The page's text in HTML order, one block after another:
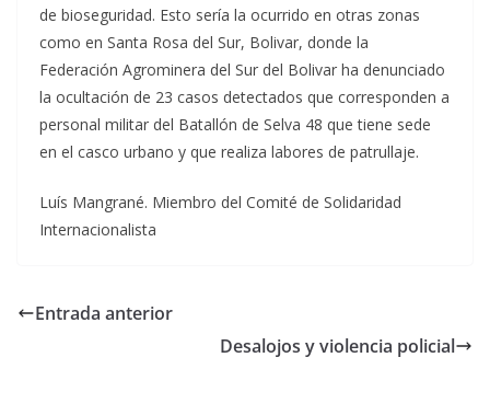
de bioseguridad. Esto sería la ocurrido en otras zonas
como en Santa Rosa del Sur, Bolivar, donde la
Federación Agrominera del Sur del Bolivar ha denunciado
la ocultación de 23 casos detectados que corresponden a
personal militar del Batallón de Selva 48 que tiene sede
en el casco urbano y que realiza labores de patrullaje.
Luís Mangrané. Miembro del Comité de Solidaridad
Internacionalista
Entrada anterior
Desalojos y violencia policial